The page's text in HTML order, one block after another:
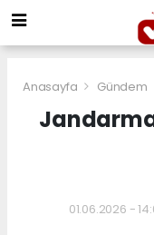
Anasayfa Gündem
01.06.2026 -